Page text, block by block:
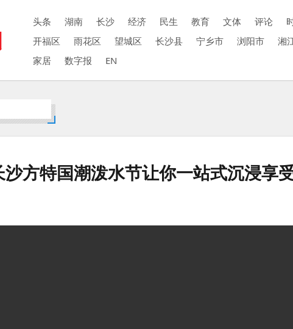
头条 湖南 长沙 经济 民生 教育 文体 评论
开福区
雨花区 望城区 长沙县 宁乡市 浏阳市 湘
家居
数字报 EN
方特国潮泼水节让你一站式沉浸享